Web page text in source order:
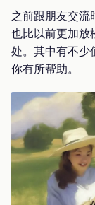
之前跟朋友交流
也比以前更加放
处。其中有不少
你有所帮助。